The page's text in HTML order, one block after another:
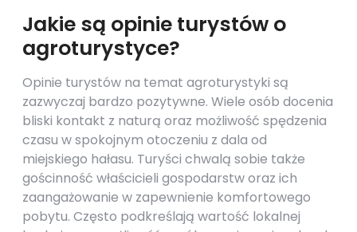
Jakie są opinie turystów o
agroturystyce?
Opinie turystów na temat agroturystyki są
zazwyczaj bardzo pozytywne. Wiele osób docenia
bliski kontakt z naturą oraz możliwość spędzenia
czasu w spokojnym otoczeniu z dala od
miejskiego hałasu. Turyści chwalą sobie także
gościnność właścicieli gospodarstw oraz ich
zaangażowanie w zapewnienie komfortowego
pobytu. Często podkreślają wartość lokalnej